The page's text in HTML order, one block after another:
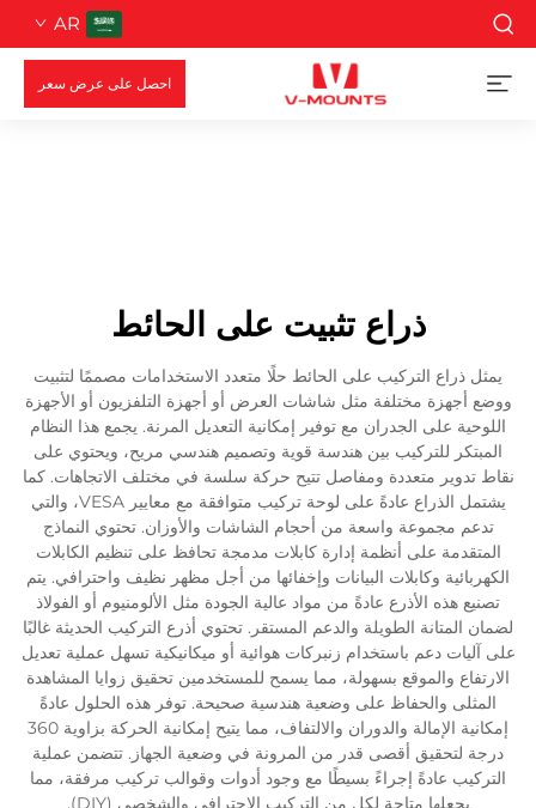
AR
احصل على عرض سعر
ذراع تثبيت على الحائط
يمثل ذراع التركيب على الحائط حلًا متعدد الاستخدامات مصممًا لتثبيت
ووضع أجهزة مختلفة مثل شاشات العرض أو أجهزة التلفزيون أو الأجهزة
اللوحية على الجدران مع توفير إمكانية التعديل المرنة. يجمع هذا النظام
المبتكر للتركيب بين هندسة قوية وتصميم هندسي مريح، ويحتوي على
نقاط تدوير متعددة ومفاصل تتيح حركة سلسة في مختلف الاتجاهات. كما
يشتمل الذراع عادةً على لوحة تركيب متوافقة مع معايير VESA، والتي
تدعم مجموعة واسعة من أحجام الشاشات والأوزان. تحتوي النماذج
المتقدمة على أنظمة إدارة كابلات مدمجة تحافظ على تنظيم الكابلات
الكهربائية وكابلات البيانات وإخفائها من أجل مظهر نظيف واحترافي. يتم
تصنيع هذه الأذرع عادةً من مواد عالية الجودة مثل الألومنيوم أو الفولاذ
لضمان المتانة الطويلة والدعم المستقر. تحتوي أذرع التركيب الحديثة غالبًا
على آليات دعم باستخدام زنبركات هوائية أو ميكانيكية تسهل عملية تعديل
الارتفاع والموقع بسهولة، مما يسمح للمستخدمين تحقيق زوايا المشاهدة
المثلى والحفاظ على وضعية هندسية صحيحة. توفر هذه الحلول عادةً
إمكانية الإمالة والدوران والالتفاف، مما يتيح إمكانية الحركة بزاوية 360
درجة لتحقيق أقصى قدر من المرونة في وضعية الجهاز. تتضمن عملية
التركيب عادةً إجراءً بسيطًا مع وجود أدوات وقوالب تركيب مرفقة، مما
يجعلها متاحة لكل من التركيب الاحترافي والشخصي (DIY).